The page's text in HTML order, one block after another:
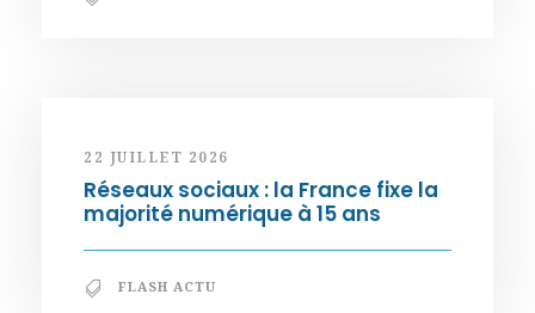
22 JUILLET 2026
Réseaux sociaux : la France fixe la
majorité numérique à 15 ans
FLASH ACTU